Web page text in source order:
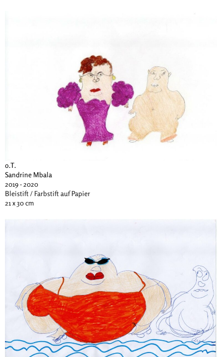
o.T.
Sandrine Mbala
2019 - 2020
Bleistift / Farbstift auf Papier
21 x 30 cm